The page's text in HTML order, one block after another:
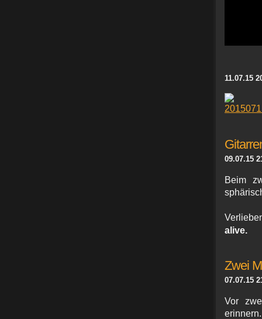
11.07.15
09.07.15
Beim
alive.
Zwei
07.07.15
Vor